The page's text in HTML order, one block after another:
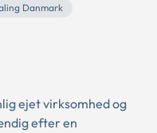
Danmark
ejet virksomhed og
efter en